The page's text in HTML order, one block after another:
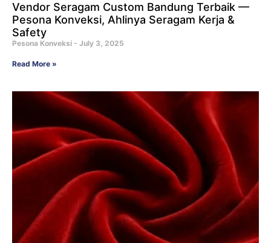
Vendor Seragam Custom Bandung Terbaik —
Pesona Konveksi, Ahlinya Seragam Kerja &
Safety
Pesona Konveksi July 3, 2025
Read More »